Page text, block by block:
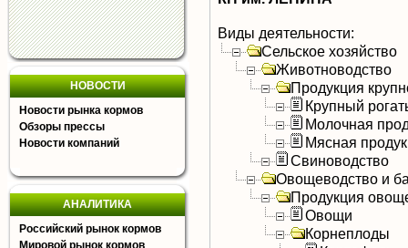
НОВОСТИ
Новости рынка кормов
Обзоры прессы
Новости компаний
АНАЛИТИКА
Российский рынок кормов
Мировой рынок кормов
Виды деятельности:
Сельское хозяйство
Животноводство
Продукция
Крупный
Молочная
Мясная
Свиноводство
Овощеводство и
Продукция
Овощи
Корнеплоды